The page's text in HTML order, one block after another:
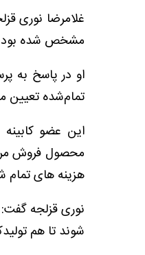
غلامرضا نوری
مشخص شده بود
او در پاسخ به
تمام‌شده تعیین
این عضو
محصول فروش
هزینه‌ های تمام
نوری قزلجه
شوند تا هم